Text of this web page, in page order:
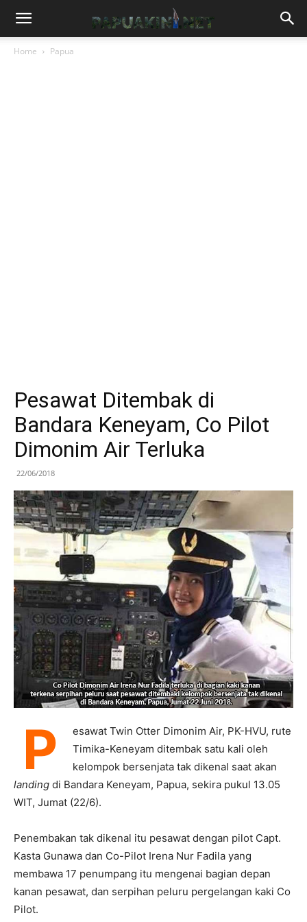
Home Papua
Pesawat Ditembak di
Bandara Keneyam, Co Pilot
Dimonim Air Terluka
22/06/2018
P
esawat Twin Otter Dimonim Air, PK-HVU, rute
Timika-Keneyam ditembak satu kali oleh
kelompok bersenjata tak dikenal saat akan
landing di Bandara Keneyam, Papua, sekira pukul 13.05
WIT, Jumat (22/6).
Penembakan tak dikenal itu pesawat dengan pilot Capt.
Kasta Gunawa dan Co-Pilot Irena Nur Fadila yang
membawa 17 penumpang itu mengenai bagian depan
kanan pesawat, dan serpihan peluru pergelangan kaki Co
Pilot.